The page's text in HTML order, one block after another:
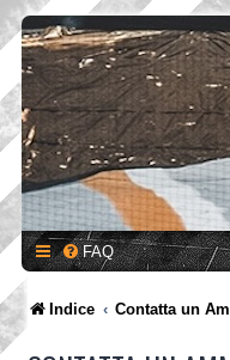
FAQ
Indice Contatta un